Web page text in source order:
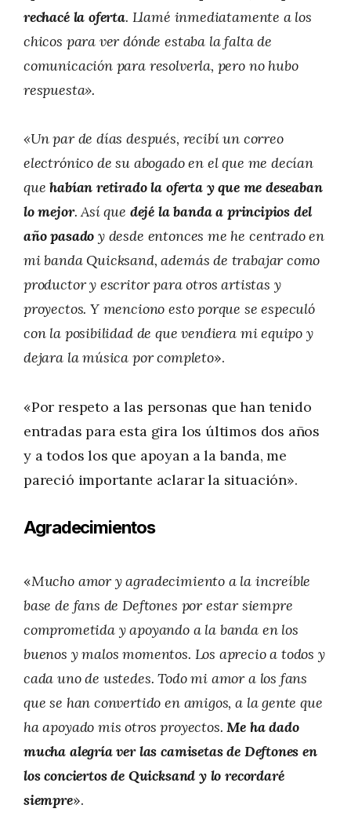
rechacé la oferta. Llamé inmediatamente a los
chicos para ver dónde estaba la falta de
comunicación para resolverla, pero no hubo
respuesta».
«Un par de días después, recibí un correo
electrónico de su abogado en el que me decían
quehabían retirado la oferta y que me deseaban
lo mejor. Así que dejé la banda a principios del
año pasado y desde entonces me he centrado en
mi banda Quicksand, además de trabajar como
productor y escritor para otros artistas y
proyectos. Y menciono esto porque se especuló
con la posibilidad de que vendiera mi equipo y
dejara la música por completo».
«Por respeto a las personas que han tenido
entradas para esta gira los últimos dos años
y a todos los que apoyan a la banda, me
pareció importante aclarar la situación».
Agradecimientos
«Mucho amor y agradecimiento a la increíble
base de fans de Deftones por estar siempre
comprometida y apoyando a la banda en los
buenos y malos momentos. Los aprecio a todos y
cada uno de ustedes. Todo mi amor a los fans
que se han convertido en amigos, a la gente que
ha apoyado mis otros proyectos.Me ha dado
mucha alegría ver las camisetas de Deftones en
los conciertos de Quicksand y lo recordaré
siempre».